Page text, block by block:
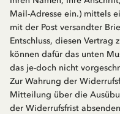
Mail-Adresse ein.) mittels
mit der Post versandter
Entschluss, diesen Vertrag
können dafür das unten
das je-doch nicht
Zur Wahrung der
Mitteilung über die
der Widerrufsfrist